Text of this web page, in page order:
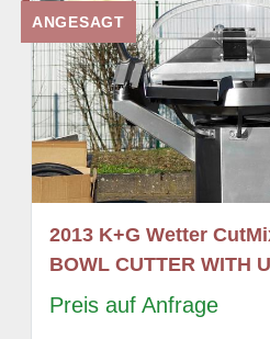
ANGESAGT
2013 K+G Wetter
BOWL CUTTER WITH
Preis auf Anfrage